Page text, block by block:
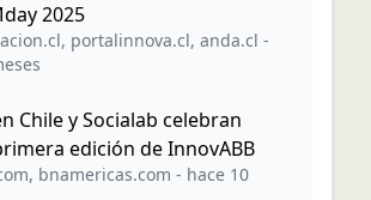
2025
, portalinnova.cl, anda.cl -
Chile y Socialab celebran
edición de InnovABB
, bnamericas.com - hace 10